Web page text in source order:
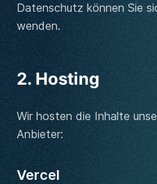
Datenschutz können Sie
wenden.
2. Hosting
Wir hosten die Inhalte
Anbieter:
Vercel